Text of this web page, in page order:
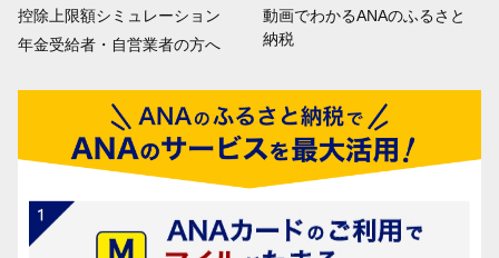
控除上限額シミュレーション
年金受給者・自営業者の方へ
動画でわかるANAのふるさと
納税